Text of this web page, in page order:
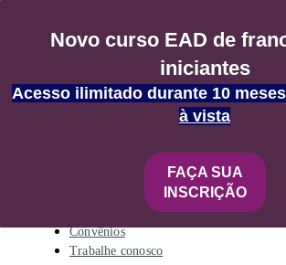
Novo curso EAD de
iniciantes
Acesso ilimitado durante 10
à vista
FAÇA SUA
INSCRIÇÃO
Contato
Contact
Convênios
Trabalhe conosco